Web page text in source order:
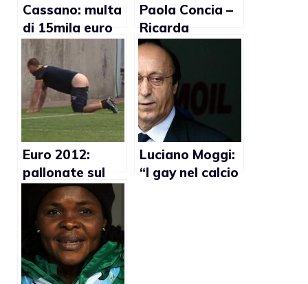
Cassano: multa
di 15mila euro
per offesa ai
gay
Paola Concia –
Ricarda
Trautmann:
Italia –
Germania
(foto)
Euro 2012:
pallonate sul
sedere per
Johan Wiland
(Video)
Luciano Moggi:
“I gay nel calcio